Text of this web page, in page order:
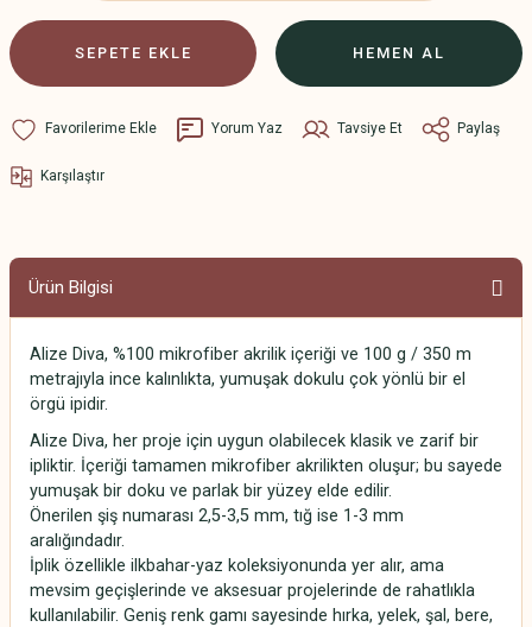
SEPETE EKLE HEMEN AL
Yorum Yaz Tavsiye Et Paylaş
Karşılaştır
Ürün Bilgisi
Alize Diva, %100 mikrofiber akrilik içeriği ve 100 g / 350 m
metrajıyla ince kalınlıkta, yumuşak dokulu çok yönlü bir el
örgü ipidir.
Alize Diva, her proje için uygun olabilecek klasik ve zarif bir
ipliktir. İçeriği tamamen mikrofiber akrilikten oluşur; bu sayede
yumuşak bir doku ve parlak bir yüzey elde edilir.
Önerilen şiş numarası 2,5-3,5 mm, tığ ise 1-3 mm
aralığındadır.
İplik özellikle ilkbahar-yaz koleksiyonunda yer alır, ama
mevsim geçişlerinde ve aksesuar projelerinde de rahatlıkla
kullanılabilir. Geniş renk gamı sayesinde hırka, yelek, şal, bere,